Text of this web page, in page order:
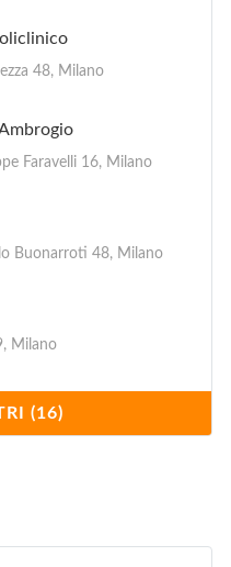
- Jenner
- Vittoria
48, Milano
Faravelli 16, Milano
Buonarroti 48, Milano
Milano
56, Rozzano
(16)